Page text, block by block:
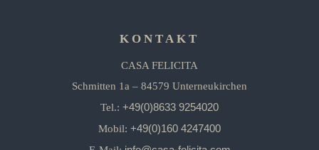
KONTAKT
CASA FELICITA
Schmitten 1a – 84579 Unterneukirchen
Tel.: +49(0)8633 9254020
Mobil: +49(0)160 4247400